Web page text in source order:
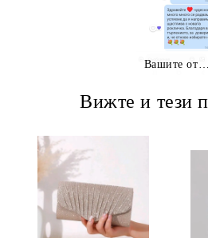
Вашите отзиви
Вижте и тези